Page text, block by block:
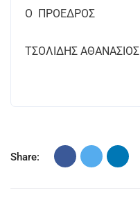
Ο ΠΡΟΕΔΡΟΣ
ΤΣΟΛΙΔΗΣ ΑΘΑΝΑΣΙΟΣ
Share: